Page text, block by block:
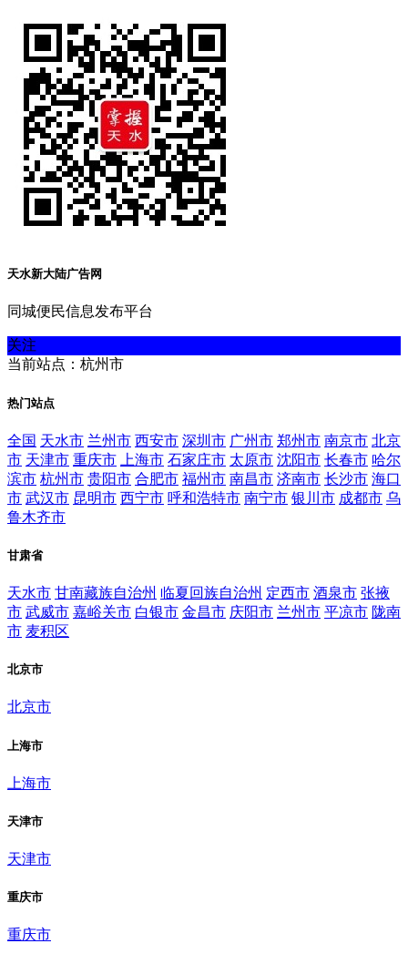
天水新大陆广告网
同城便民信息发布平台
关注
当前站点：杭州市
热门站点
全国 天水市 兰州市 西安市 深圳市 广州市 郑州市 南京市 北京
市 天津市 重庆市 上海市 石家庄市 太原市 沈阳市 长春市 哈尔
滨市 杭州市 贵阳市 合肥市 福州市 南昌市 济南市 长沙市 海口
市 武汉市 昆明市 西宁市 呼和浩特市 南宁市 银川市 成都市 乌
鲁木齐市
甘肃省
天水市 甘南藏族自治州 临夏回族自治州 定西市 酒泉市 张掖
市 武威市 嘉峪关市 白银市 金昌市 庆阳市 兰州市 平凉市 陇南
市 麦积区
北京市
北京市
上海市
上海市
天津市
天津市
重庆市
重庆市